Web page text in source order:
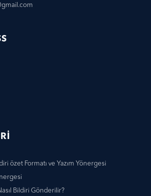
özet Formatı ve Yazım Yönergesi
Bildiri Gönderilir?